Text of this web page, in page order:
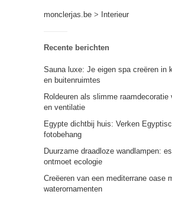
monclerjas.be > Interieur
Recente berichten
Sauna luxe: Je eigen spa creëren in
en buitenruimtes
Roldeuren als slimme
en ventilatie
Egypte dichtbij huis: Verken
fotobehang
Duurzame draadloze wandlampen:
ontmoet ecologie
Creëeren van een mediterrane oase
waterornamenten